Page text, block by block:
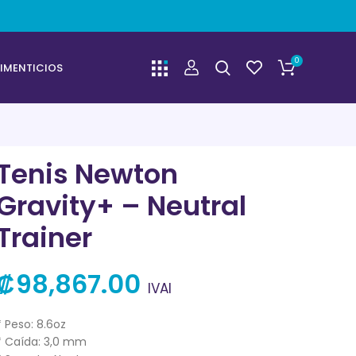
0
Newton
– Neutral
98,867.00 IVAI
Peso: 8.6oz
Caída: 3,0 mm